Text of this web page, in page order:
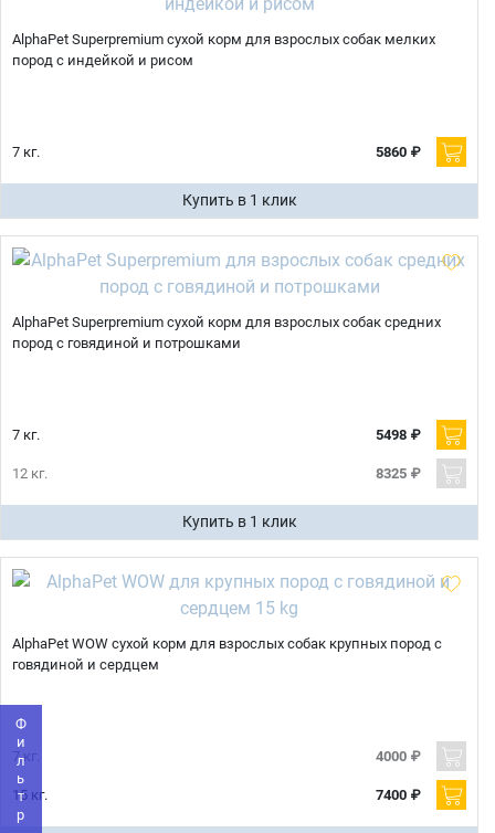
Фильтр
AlphaPet Superpremium сухой корм для взрослых собак мелких
пород с индейкой и рисом
7 кг. 5860 ₽
Купить в 1 клик
AlphaPet Superpremium сухой корм для взрослых собак средних
пород с говядиной и потрошками
7 кг. 5498 ₽
12 кг. 8325 ₽
Купить в 1 клик
AlphaPet WOW сухой корм для взрослых собак крупных пород с
говядиной и сердцем
7 кг. 4000 ₽
15 кг. 7400 ₽